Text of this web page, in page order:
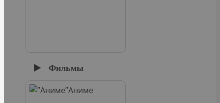
Фильмы
Аниме